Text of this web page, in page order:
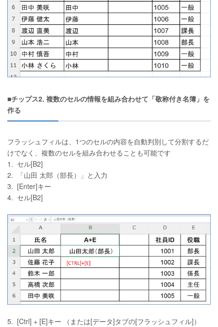
■チップス2. 複数のセルの情報を組み合わせて「敬称付き名簿」を
作る
フラッシュフィルは、1つのセルの内容を自動判別して分割するだ
けでなく、複数のセルを組み合わせることも可能です
1. セル[B2]
2. 「山田 太郎（部長）」と入力
3. [Enter]キー
4. セル[B2]
5. [Ctrl] + [E]キー （または[データ]タブの[フラッシュフィル]）